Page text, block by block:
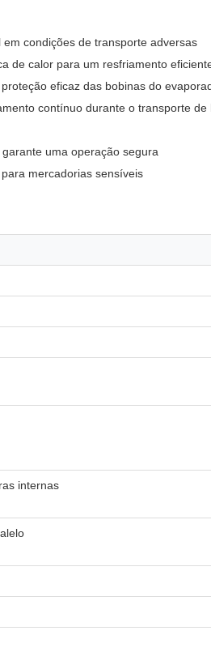
condições de transporte adversas
de calor para um resfriamento
eficaz das bobinas do
contínuo durante o transporte de
uma operação segura
mercadorias sensíveis
internas